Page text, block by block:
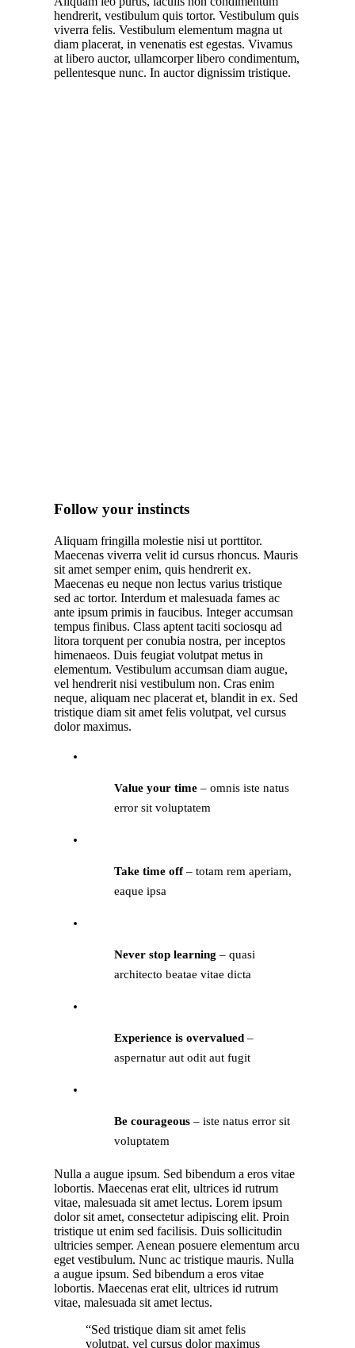
hendrerit, vestibulum quis tortor. Vestibulum quis
viverra felis. Vestibulum elementum magna ut
diam placerat, in venenatis est egestas. Vivamus
at libero auctor, ullamcorper libero condimentum,
pellentesque nunc. In auctor dignissim tristique.
Follow your instincts
Aliquam fringilla molestie nisi ut porttitor.
Maecenas viverra velit id cursus rhoncus. Mauris
sit amet semper enim, quis hendrerit ex.
Maecenas eu neque non lectus varius tristique
sed ac tortor. Interdum et malesuada fames ac
ante ipsum primis in faucibus. Integer accumsan
tempus finibus. Class aptent taciti sociosqu ad
litora torquent per conubia nostra, per inceptos
himenaeos. Duis feugiat volutpat metus in
elementum. Vestibulum accumsan diam augue,
vel hendrerit nisi vestibulum non. Cras enim
neque, aliquam nec placerat et, blandit in ex. Sed
tristique diam sit amet felis volutpat, vel cursus
dolor maximus.
Value your time– omnis iste natus
error sit voluptatem
Take time off– totam rem aperiam,
eaque ipsa
Never stop learning – quasi
architecto beatae vitae dicta
Experience is overvalued–
aspernatur aut odit aut fugit
Be courageous– iste natus error sit
voluptatem
Nulla a augue ipsum. Sed bibendum a eros vitae
lobortis. Maecenas erat elit, ultrices id rutrum
vitae, malesuada sit amet lectus. Lorem ipsum
dolor sit amet, consectetur adipiscing elit. Proin
tristique ut enim sed facilisis. Duis sollicitudin
ultricies semper. Aenean posuere elementum arcu
eget vestibulum. Nunc ac tristique mauris. Nulla
a augue ipsum. Sed bibendum a eros vitae
lobortis. Maecenas erat elit, ultrices id rutrum
vitae, malesuada sit amet lectus.
“Sed tristique diam sit amet felis
volutpat, vel cursus dolor maximus